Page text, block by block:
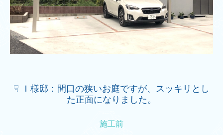
☟ Ｉ様邸：間口の狭いお庭ですが、スッキリとし
た正面になりました。
施工前